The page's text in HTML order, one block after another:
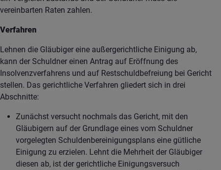
vereinbarten Raten zahlen.
Verfahren
Lehnen die Gläubiger eine außergerichtliche Einigung ab,
kann der Schuldner einen Antrag auf Eröffnung des
Insolvenzverfahrens und auf Restschuldbefreiung bei Gericht
stellen. Das gerichtliche Verfahren gliedert sich in drei
Abschnitte:
Zunächst versucht nochmals das Gericht, mit den
Gläubigern auf der Grundlage eines vom Schuldner
vorgelegten Schuldenbereinigungsplans eine gütliche
Einigung zu erzielen. Lehnt die Mehrheit der Gläubiger
diesen ab, ist der gerichtliche Einigungsversuch